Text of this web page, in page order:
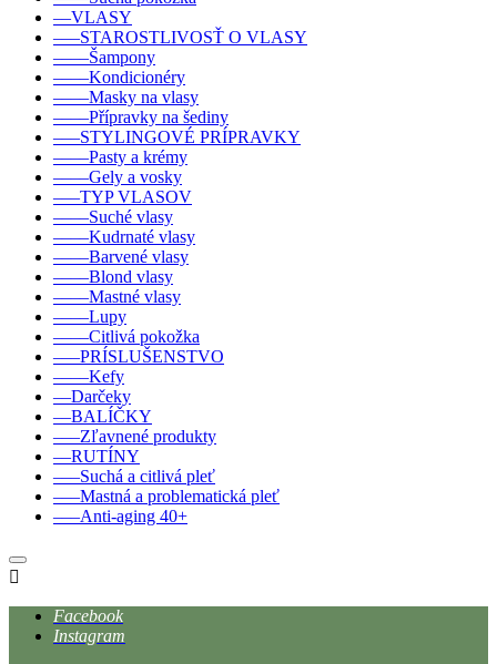
––VLASY
–––STAROSTLIVOSŤ O VLASY
––––Šampony
––––Kondicionéry
––––Masky na vlasy
––––Přípravky na šediny
–––STYLINGOVÉ PRÍPRAVKY
––––Pasty a krémy
––––Gely a vosky
–––TYP VLASOV
––––Suché vlasy
––––Kudrnaté vlasy
––––Barvené vlasy
––––Blond vlasy
––––Mastné vlasy
––––Lupy
––––Citlivá pokožka
–––PRÍSLUŠENSTVO
––––Kefy
––Darčeky
––BALÍČKY
–––Zľavnené produkty
––RUTÍNY
–––Suchá a citlivá pleť
–––Mastná a problematická pleť
–––Anti-aging 40+

Facebook
Instagram